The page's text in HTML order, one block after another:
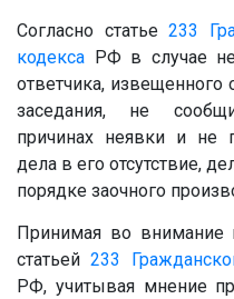
Согласно статье 233
кодекса РФ в случае
ответчика,
заседания, не
причинах неявки и не
дела в его отсутствие,
порядке заочного
Принимая во внимание
статьей233
РФ, учитывая мнение